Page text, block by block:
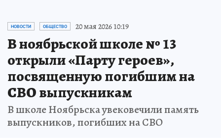
НОВОСТИ ОБЩЕСТВО 20 мая 2026 10:19
В ноябрьской школе № 13
открыли «Парту героев»,
посвященную погибшим на
СВО выпускникам
В школе Ноябрьска увековечили память
выпускников, погибших на СВО